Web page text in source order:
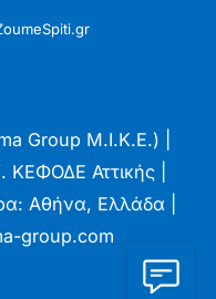
Group Μ.Ι.Κ.Ε.) |
Αττικής |
Αθήνα, Ελλάδα |
group.com